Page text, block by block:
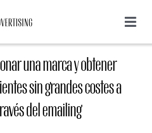
Toggle
Servicios
Clientes
una marca y obtener
sin grandes costes a
del emailing